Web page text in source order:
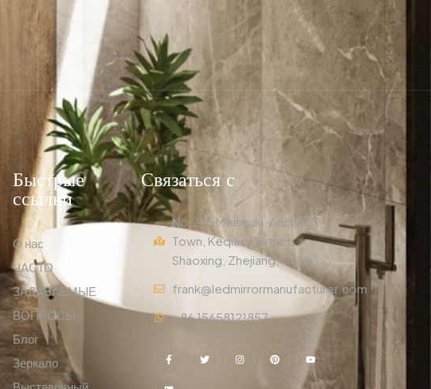
Быстрые
ссылки
О нас
ЧАСТО
ЗАДАВАЕМЫЕ
ВОПРОСЫ
Блог
Зеркало
Связаться с
No.265 Meishulu, Anchang
Town, Keqiao District,
Shaoxing, Zhejiang, China
frank@ledmirrormanufacturer.com
+86 15658121857